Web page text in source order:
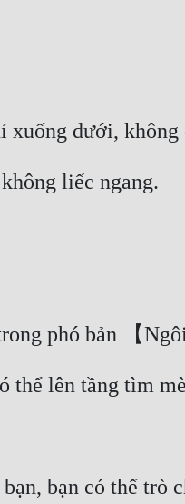
xuống dưới, không
liếc ngang.
phó bản 【
thể lên tầng tìm
bạn có thể trò